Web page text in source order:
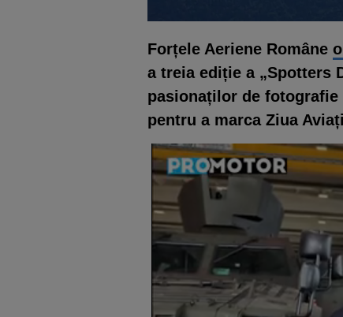
Forțele Aeriene Române
a treia ediție a „Spotters
pasionaților de
pentru a marca Ziua